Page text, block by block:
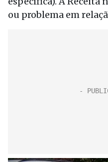
ou problema em